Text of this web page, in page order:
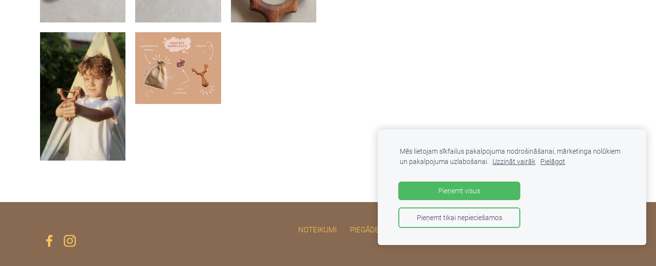
NOTEIKUMI PIEGĀDE UN ATGRIEŠANA KONTAKTI PRIVĀTUMA POLITIKA
Mēs lietojam sīkfailus pakalpojuma nodrošināšanai, mārketinga nolūkiem
un pakalpojuma uzlabošanai.
Uzzināt vairāk Pielāgot
Pieņemt visus
Pieņemt tikai nepieciešamos